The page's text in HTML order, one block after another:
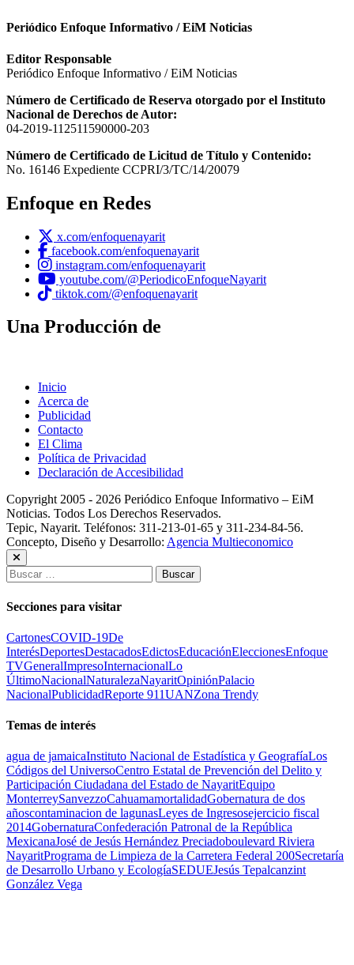
Periódico Enfoque Informativo / EiM Noticias
Editor Responsable
Periódico Enfoque Informativo / EiM Noticias
Número de Certificado de Reserva otorgado por el Instituto
Nacional de Derechos de Autor:
04-2019-112511590000-203
Número de Certificado de Licitud de Título y Contenido:
No. 16146 Expediente CCPRI/3/TC/14/20079
Enfoque en Redes
x.com/enfoquenayarit
facebook.com/enfoquenayarit
instagram.com/enfoquenayarit
youtube.com/@PeriodicoEnfoqueNayarit
tiktok.com/@enfoquenayarit
Una Producción de
Inicio
Acerca de
Publicidad
Contacto
El Clima
Política de Privacidad
Declaración de Accesibilidad
Copyright 2005 - 2026 Periódico Enfoque Informativo – EiM
Noticias. Todos Los Derechos Reservados.
Tepic, Nayarit. Teléfonos: 311-213-01-65 y 311-234-84-56.
Concepto, Diseño y Desarrollo: Agencia Multieconomico
Buscar:
Secciones para visitar
CartonesCOVID-19De
InterésDeportesDestacadosEdictosEducaciónEleccionesEnfoque
TVGeneralImpresoInternacionalLo
ÚltimoNacionalNaturalezaNayaritOpiniónPalacio
NacionalPublicidadReporte 911UANZona Trendy
Temas de interés
agua de jamaicaInstituto Nacional de Estadística y GeografíaLos
Códigos del UniversoCentro Estatal de Prevención del Delito y
Participación Ciudadana del Estado de NayaritEquipo
MonterreySanvezzoCahuamamortalidadGobernatura de dos
añoscontaminacion de lagunasLeyes de Ingresosejercicio fiscal
2014GobernaturaConfederación Patronal de la República
MexicanaJosé de Jesús Hernández Preciadoboulevard Riviera
NayaritPrograma de Limpieza de la Carretera Federal 200Secretaría
de Desarrollo Urbano y EcologíaSEDUEJesús Tepalcanzint
González Vega